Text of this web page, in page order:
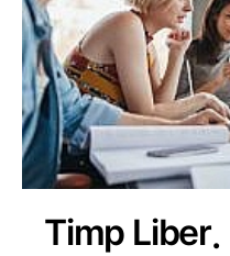
Timp Liber